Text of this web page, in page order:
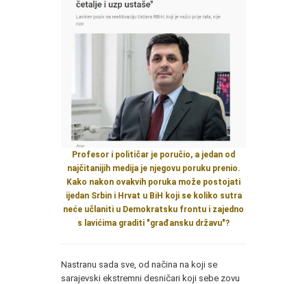
Profesor i političar je poručio, a jedan od
najčitanijih medija je njegovu poruku prenio.
Kako nakon ovakvih poruka može postojati
ijedan Srbin i Hrvat u BiH koji se koliko sutra
neće učlaniti u Demokratsku frontu i zajedno
s lavićima graditi "građansku državu"?
Nastranu sada sve, od načina na koji se
sarajevski ekstremni desničari koji sebe zovu